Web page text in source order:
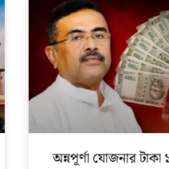
অন্নপূর্ণা যোজনার টাকা